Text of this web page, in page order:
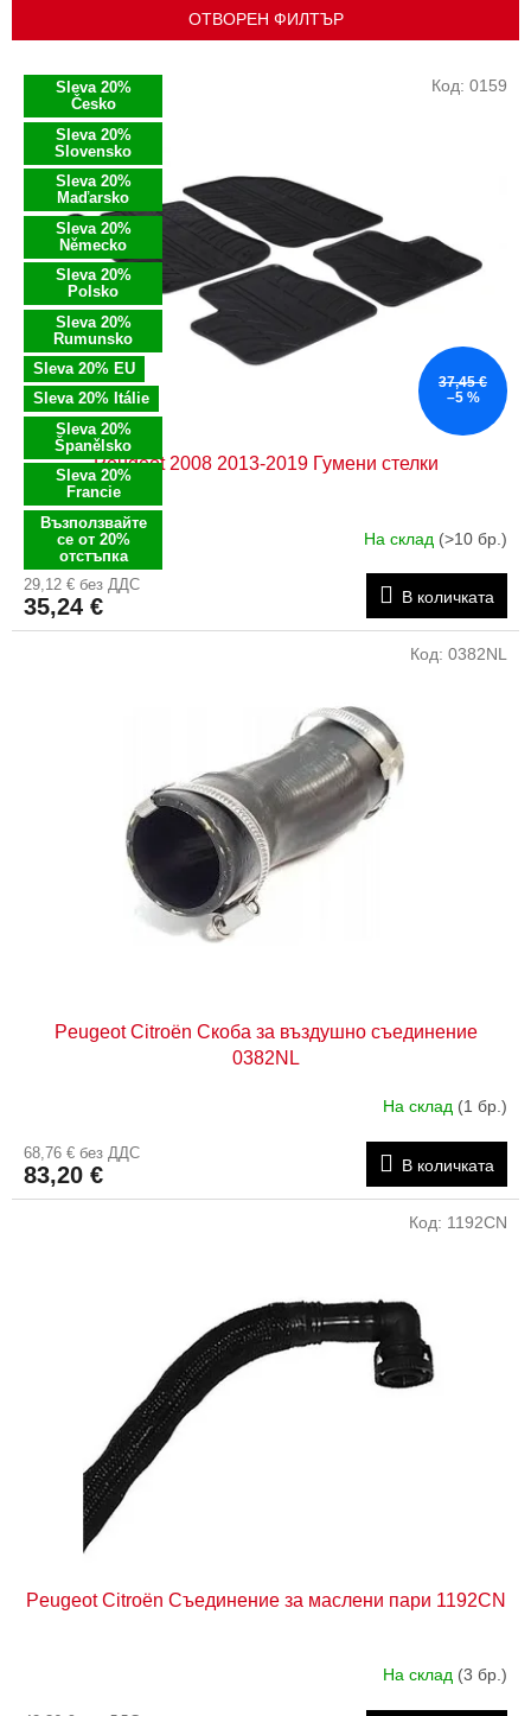
н
д
ОТВОРЕН ФИЛТЪР
С
д
Sleva 20%
Česko
Sleva 20%
Slovensko
Sleva 20%
Maďarsko
Sleva 20%
Německo
Sleva 20%
Polsko
Sleva 20%
Rumunsko
Sleva 20% EU
Sleva 20% Itálie
Sleva 20%
Španělsko
Sleva 20%
Francie
Възползвайте
се от 20%
отстъпка
37,45 €
–5 %
Peugeot 2008 2013-2019 Гумени стелки
На склад (>10 бр.)
29,12 € без ДДС
35,24 € В количката
Код: 0159
Peugeot Citroën Скоба за въздушно съединение
0382NL
На склад (1 бр.)
68,76 € без ДДС
83,20 € В количката
Код: 0382NL
Peugeot Citroën Съединение за маслени пари 1192CN
На склад (3 бр.)
Код: 1192CN